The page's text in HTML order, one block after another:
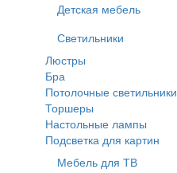
Детская мебель
Светильники
Люстры
Бра
Потолочные светильники
Торшеры
Настольные лампы
Подсветка для картин
Мебель для ТВ